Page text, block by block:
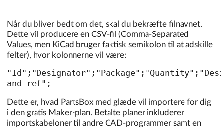
Når du bliver bedt om det, skal du bekræfte filnavnet.
Dette vil producere en CSV-fil (Comma-Separated
Values, men KiCad bruger faktisk semikolon til at adskille
felter), hvor kolonnerne vil være:
and ref";
Dette er, hvad PartsBox med glæde vil importere for dig
i den gratis Maker-plan. Betalte planer inkluderer
importskabeloner til andre CAD-programmer samt en